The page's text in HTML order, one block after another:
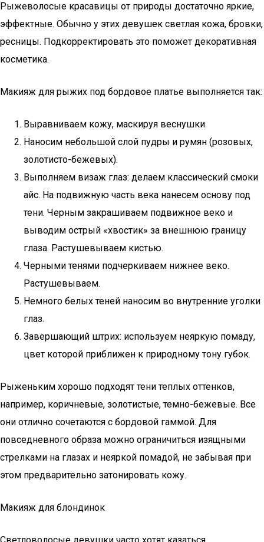
Рыжеволосые красавицы от природы достаточно яркие,
эффектные. Обычно у этих девушек светлая кожа, бровки,
ресницы. Подкорректировать это поможет декоративная
косметика.
Макияж для рыжих под бордовое платье выполняется так:
Выравниваем кожу, маскируя веснушки.
Наносим небольшой слой пудры и румян (розовых,
золотисто-бежевых).
Выполняем визаж глаз: делаем классический смоки
айс. На подвижную часть века нанесем основу под
тени. Черным закрашиваем подвижное веко и
выводим острый «хвостик» за внешнюю границу
глаза. Растушевываем кистью.
Черными тенями подчеркиваем нижнее веко.
Растушевываем.
Немного белых теней наносим во внутренние уголки
глаз.
Завершающий штрих: используем неяркую помаду,
цвет которой приближен к природному тону губок.
Рыженьким хорошо подходят тени теплых оттенков,
например, коричневые, золотистые, темно-бежевые. Все
они отлично сочетаются с бордовой гаммой. Для
повседневного образа можно ограничиться изящными
стрелками на глазах и неяркой помадой, не забывая при
этом предварительно затонировать кожу.
Макияж для блондинок